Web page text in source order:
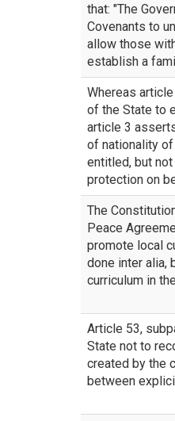
that: "The
Covenants to
allow those
establish a
Whereas
of the State to
article 3
of nationality
entitled, but not
protection on
The
Peace
promote local
done inter alia,
curriculum in
Article 53,
State not to
created by the
between